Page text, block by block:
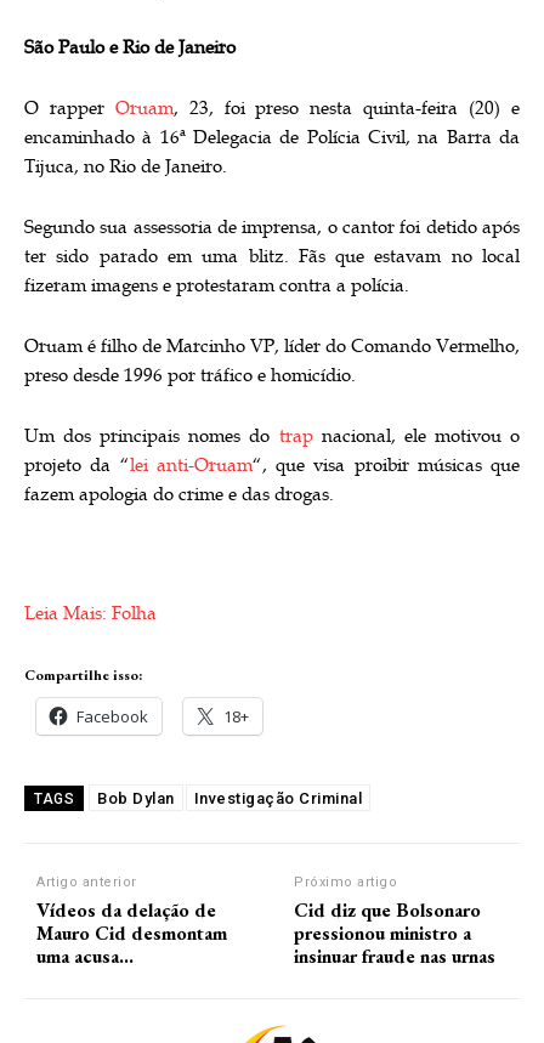
São Paulo e Rio de Janeiro
O rapper Oruam, 23, foi preso nesta quinta-feira (20) e
encaminhado à 16ª Delegacia de Polícia Civil, na Barra da
Tijuca, no Rio de Janeiro.
Segundo sua assessoria de imprensa, o cantor foi detido após
ter sido parado em uma blitz. Fãs que estavam no local
fizeram imagens e protestaram contra a polícia.
Oruam é filho de Marcinho VP, líder do Comando Vermelho,
preso desde 1996 por tráfico e homicídio.
Um dos principais nomes do trapnacional, ele motivou o
projeto da “lei anti-Oruam“, que visa proibir músicas que
fazem apologia do crime e das drogas.
Leia Mais: Folha
Compartilhe isso:
Facebook 18+
TAGS Bob Dylan Investigação Criminal
Artigo anterior
Vídeos da delação de
Mauro Cid desmontam
uma acusa…
Próximo artigo
Cid diz que Bolsonaro
pressionou ministro a
insinuar fraude nas urnas